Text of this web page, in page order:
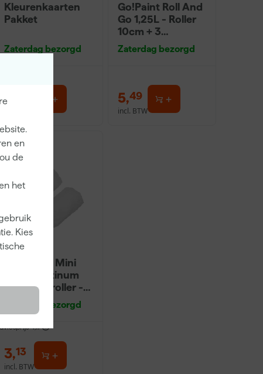
en
de
het
Kies
Kleurenkaarten
Pakket
Zaterdag bezorgd
1
Go!Paint Roll And
Go 1,25L - Roller
10cm + 3
Inzetbakken
Zaterdag bezorgd
5,49
incl. BTW
Anza PRO Mini
Antex Platinum
Muurverfroller -
Zaterdag bezorgd
4,17
3,13
incl. BTW